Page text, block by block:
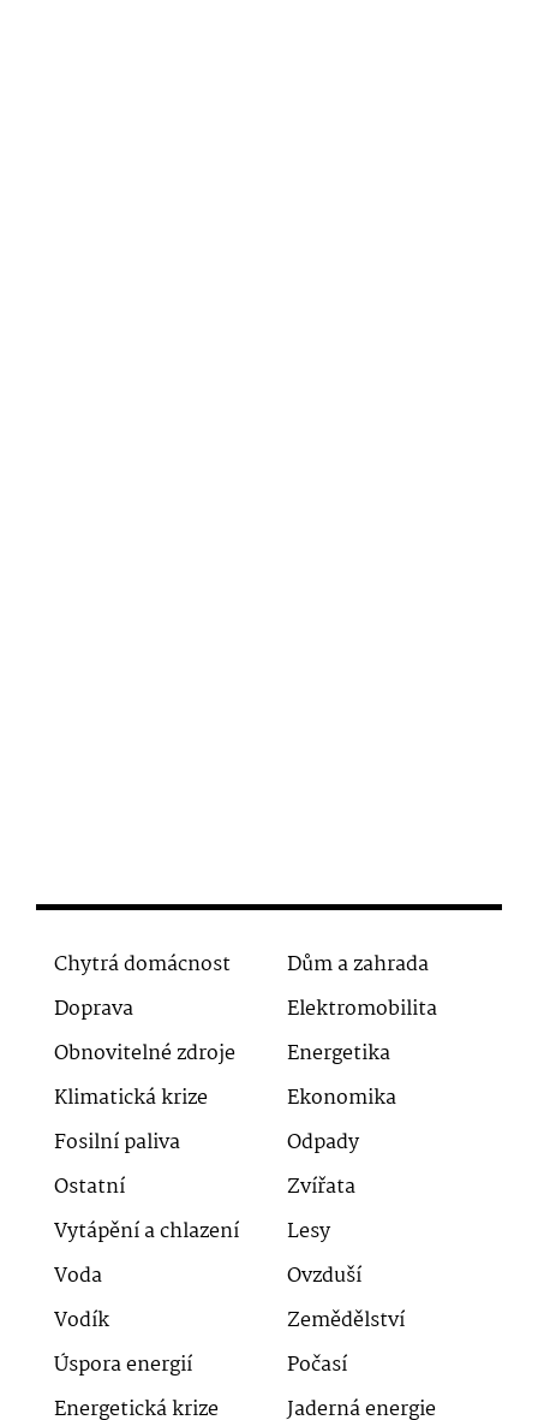
Chytrá domácnost
Dům a zahrada
Doprava
Elektromobilita
Obnovitelné zdroje
Energetika
Klimatická krize
Ekonomika
Fosilní paliva
Odpady
Ostatní
Zvířata
Vytápění a chlazení
Lesy
Voda
Ovzduší
Vodík
Zemědělství
Úspora energií
Počasí
Energetická krize
Jaderná energie